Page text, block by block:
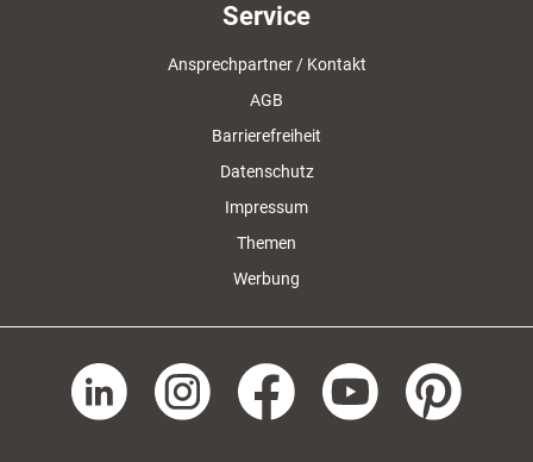
Service
Ansprechpartner / Kontakt
AGB
Barrierefreiheit
Datenschutz
Impressum
Themen
Werbung